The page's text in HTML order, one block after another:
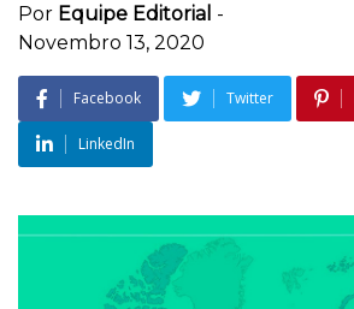
Por Equipe Editorial -
Novembro 13, 2020
Facebook Twitter
LinkedIn